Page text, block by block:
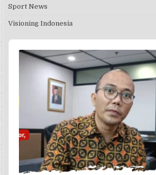
Sport News
Visioning Indonesia
Audio
Player